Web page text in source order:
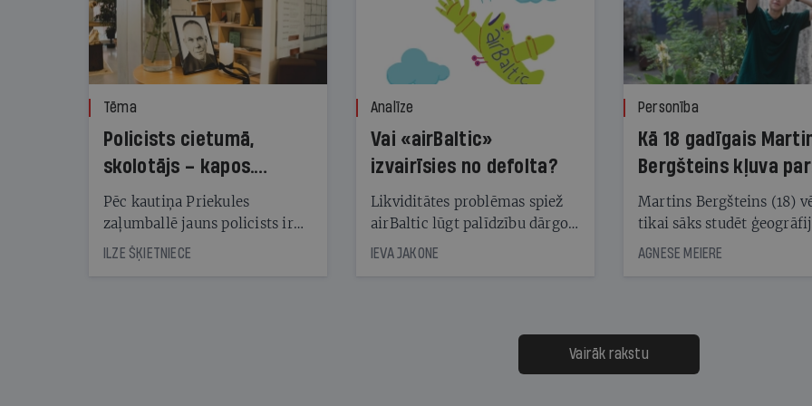
Tēma
Policists cietumā,
skolotājs – kapos.
Reibuma cena Priekulē
Pēc kautiņa Priekules
zaļumballē jauns policists ir
nonācis cietumā, bet
cienījams pedagogs — kapos.
ILZE ŠĶIETNIECE
Analīze
Vai «airBaltic»
izvairīsies no defolta?
Likviditātes problēmas spiež
airBaltic lūgt palīdzību dārgo
obligāciju turētājiem, taču
samaksāt augstos procentus,
kas jāpārskaita jau trīs dienas
pirms nākamās sapulces
IEVA JAKONE
Personība
Kā 18 gadīgais
Bergšteins kļuva par
laika ziņu seju?
Martins Bergšteins (18)
tikai sāks studēt
bet viņa sacītajam jau
uzcītīga darba, mammas
atbalsts un drosme
meteovērojumus arī tad,
AGNESE MEIERE
Vairāk rakstu